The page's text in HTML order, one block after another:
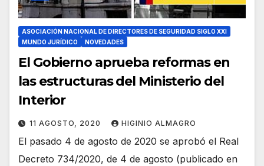
ASOCIACIÓN NACIONAL DE DIRECTORES DE SEGURIDAD SIGLO XXI
MUNDO JURÍDICO
NOVEDADES
El Gobierno aprueba reformas en
las estructuras del Ministerio del
Interior
11 AGOSTO, 2020 HIGINIO ALMAGRO
El pasado 4 de agosto de 2020 se aprobó el Real
Decreto 734/2020, de 4 de agosto (publicado en